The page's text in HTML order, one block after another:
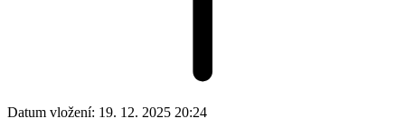
Datum vložení: 19. 12. 2025 20:24